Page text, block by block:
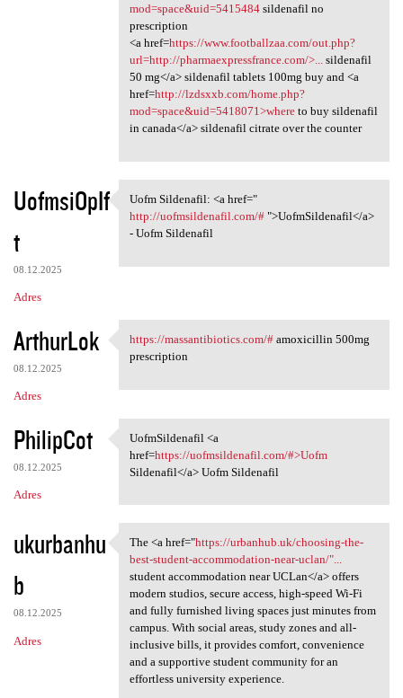
mod=space&uid=5415484sildenafil no
prescription
<a href=https://www.footballzaa.com/out.php?
url=http://pharmaexpressfrance.com/>...sildenafil
50 mg</a> sildenafil tablets 100mg buy and <a
href=http://lzdsxxb.com/home.php?
mod=space&uid=5418071>whereto buy sildenafil
in canada</a> sildenafil citrate over the counter
UofmsiOpIf
t
08.12.2025
Adres
Uofm Sildenafil: <a href="
Uofm Sildenafil: <a href="
http://uofmsildenafil.com/#">UofmSildenafil</a>
- Uofm Sildenafil
ArthurLok
08.12.2025
Adres
https://massantibiotics.com/#
https://massantibiotics.com/#amoxicillin 500mg
prescription
PhilipCot
08.12.2025
Adres
UofmSildenafil <a href=https:
UofmSildenafil <a
href=https://uofmsildenafil.com/#>Uofm
Sildenafil</a> Uofm Sildenafil
ukurbanhu
b
08.12.2025
Adres
The <a href="https://urbanhub
The <a href="https://urbanhub.uk/choosing-the-
best-student-accommodation-near-uclan/"...
student accommodation near UCLan</a> offers
modern studios, secure access, high-speed Wi-Fi
and fully furnished living spaces just minutes from
campus. With social areas, study zones and all-
inclusive bills, it provides comfort, convenience
and a supportive student community for an
effortless university experience.